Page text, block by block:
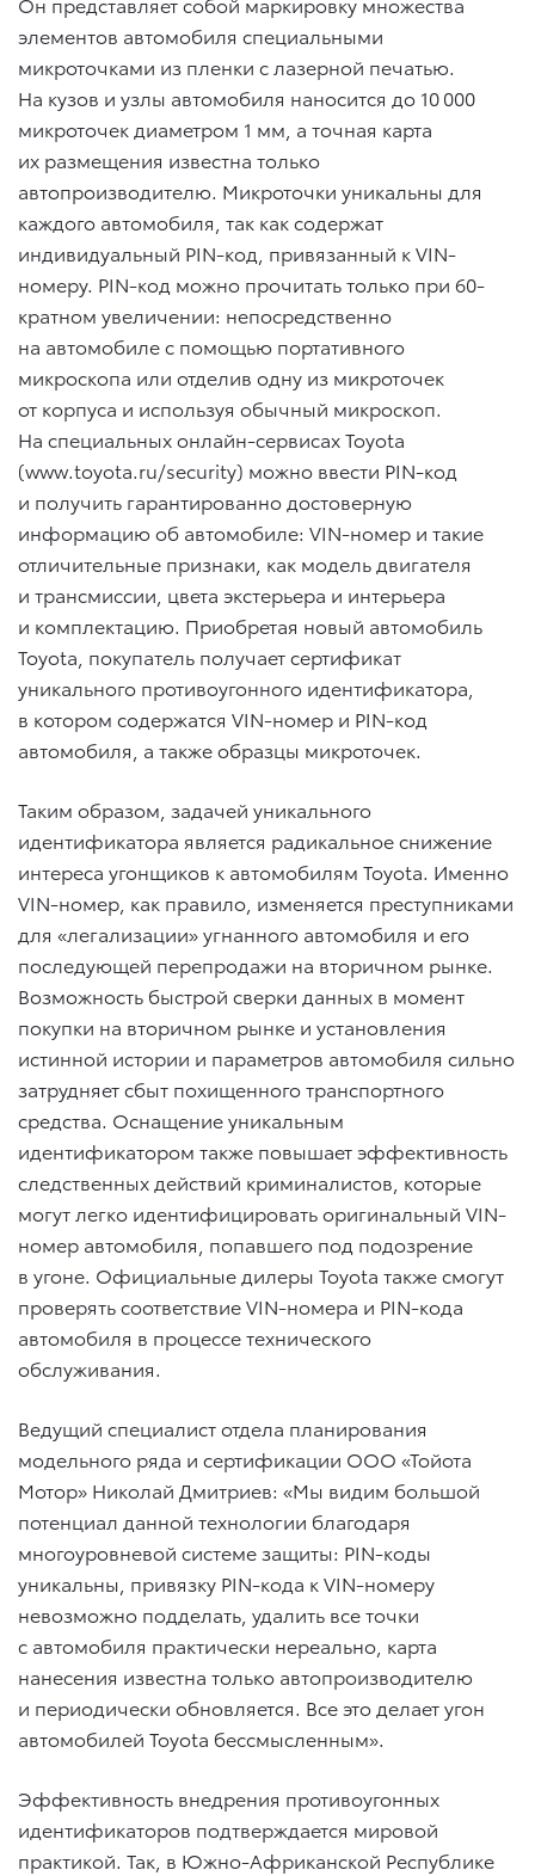
элементов автомобиля специальными
микроточками из пленки с лазерной печатью.
На кузов и узлы автомобиля наносится до 10 000
микроточек диаметром 1 мм, а точная карта
их размещения известна только
автопроизводителю. Микроточки уникальны для
каждого автомобиля, так как содержат
индивидуальный PIN-код, привязанный к VIN-
номеру. PIN-код можно прочитать только при 60-
кратном увеличении: непосредственно
на автомобиле с помощью портативного
микроскопа или отделив одну из микроточек
от корпуса и используя обычный микроскоп.
На специальных онлайн-сервисах Toyota
(www.toyota.ru/security) можно ввести PIN-код
и получить гарантированно достоверную
информацию об автомобиле: VIN-номер и такие
отличительные признаки, как модель двигателя
и трансмиссии, цвета экстерьера и интерьера
и комплектацию. Приобретая новый автомобиль
Toyota, покупатель получает сертификат
уникального противоугонного идентификатора,
в котором содержатся VIN-номер и PIN-код
автомобиля, а также образцы микроточек.
Таким образом, задачей уникального
идентификатора является радикальное снижение
интереса угонщиков к автомобилям Toyota. Именно
VIN-номер, как правило, изменяется преступниками
для «легализации» угнанного автомобиля и его
последующей перепродажи на вторичном рынке.
Возможность быстрой сверки данных в момент
покупки на вторичном рынке и установления
истинной истории и параметров автомобиля сильно
затрудняет сбыт похищенного транспортного
средства. Оснащение уникальным
идентификатором также повышает эффективность
следственных действий криминалистов, которые
могут легко идентифицировать оригинальный VIN-
номер автомобиля, попавшего под подозрение
в угоне. Официальные дилеры Toyota также смогут
проверять соответствие VIN-номера и PIN-кода
автомобиля в процессе технического
обслуживания.
Ведущий специалист отдела планирования
модельного ряда и сертификации ООО «Тойота
Мотор» Николай Дмитриев: «Мы видим большой
потенциал данной технологии благодаря
многоуровневой системе защиты: PIN-коды
уникальны, привязку PIN-кода к VIN-номеру
невозможно подделать, удалить все точки
с автомобиля практически нереально, карта
нанесения известна только автопроизводителю
и периодически обновляется. Все это делает угон
автомобилей Toyota бессмысленным».
Эффективность внедрения противоугонных
идентификаторов подтверждается мировой
практикой. Так, в Южно-Африканской Республике